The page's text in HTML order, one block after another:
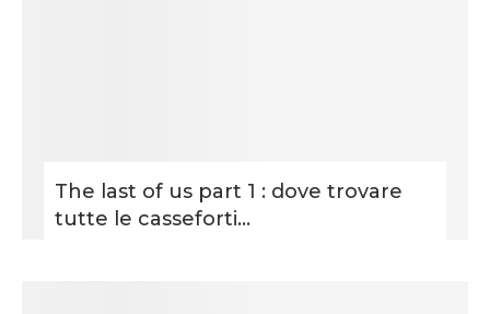
The last of us part 1 : dove trovare
tutte le casseforti...